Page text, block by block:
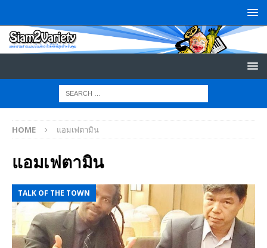
HOME แอมเฟตามิน
แอมเฟตามิน
TALK OF THE TOWN